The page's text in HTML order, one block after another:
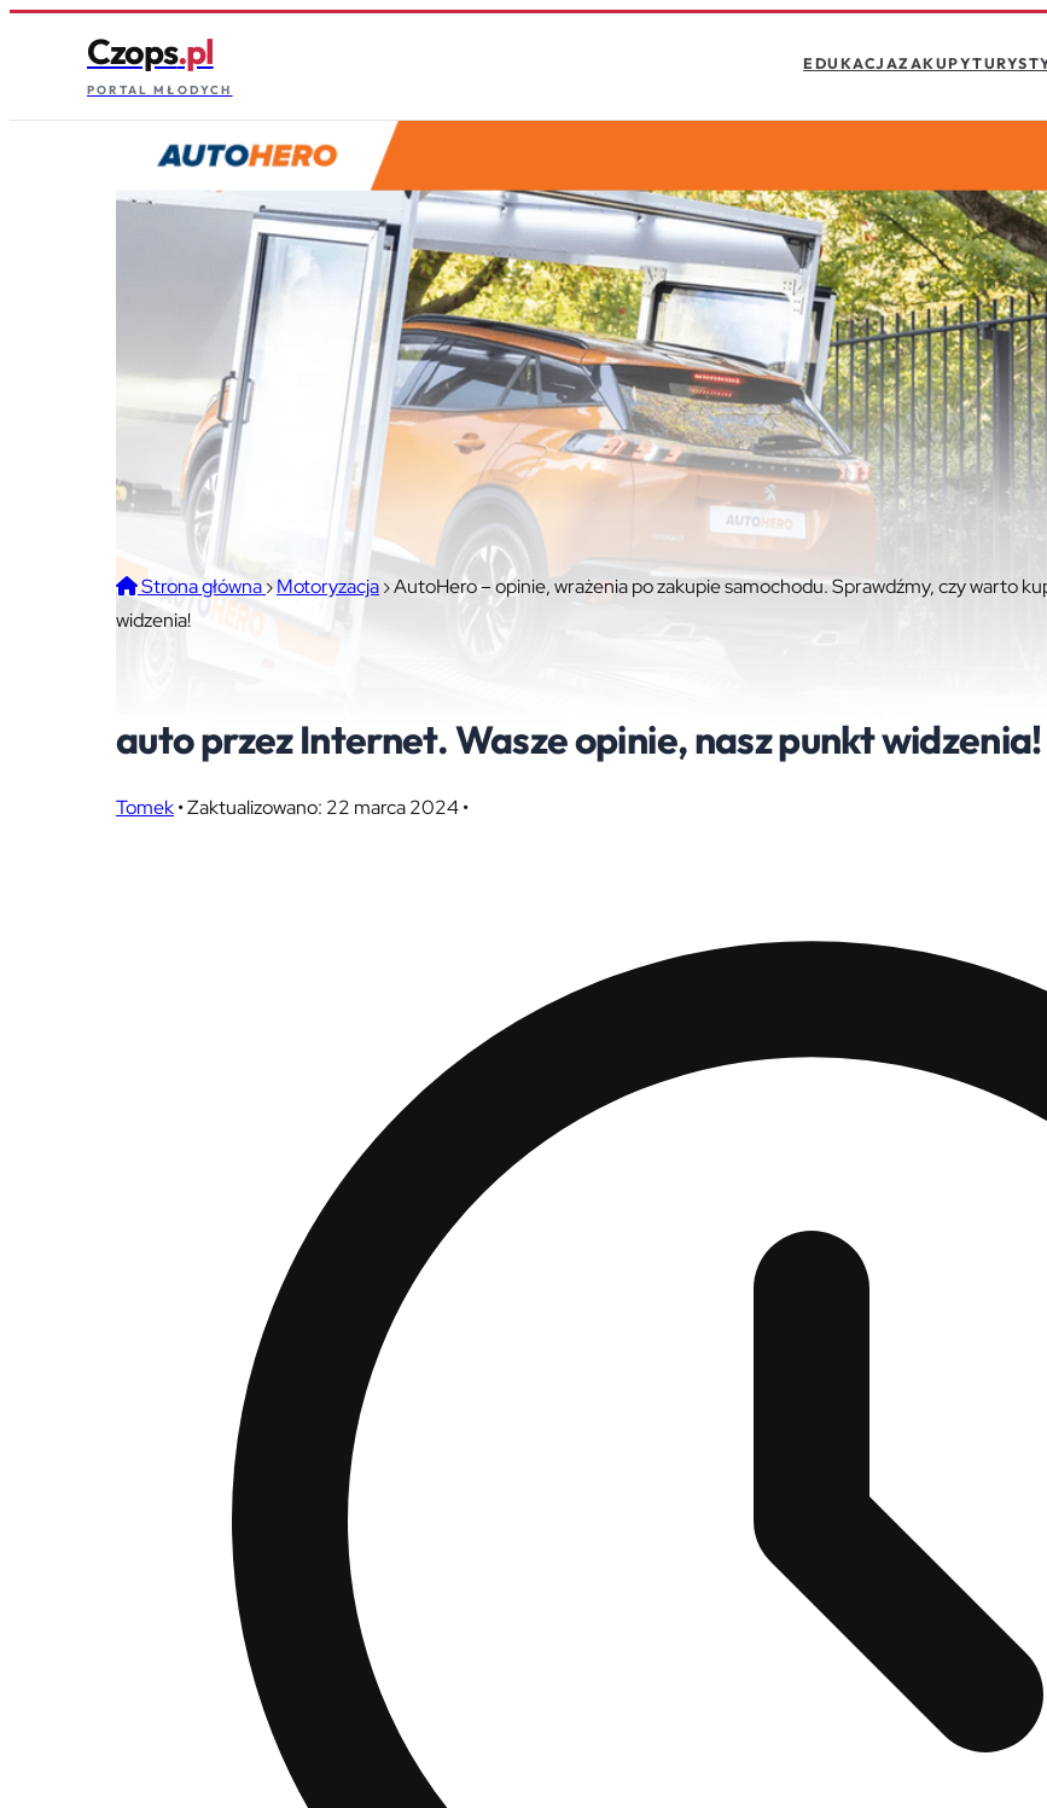
Czops.pl
PORTAL MŁODYCH
EDUKACJAZAKUPY
Strona główna›Motoryzacja›AutoHero – opinie, wrażenia po zakupie samochodu. Sprawdźmy, czy warto
widzenia!
auto przez Internet. Wasze opinie, nasz punkt widzenia!
Tomek•Zaktualizowano: 22 marca 2024•